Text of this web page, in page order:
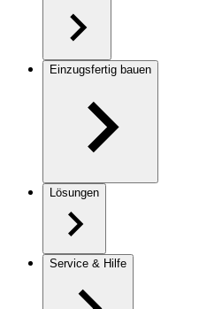
Einzugsfertig bauen
Lösungen
Service & Hilfe